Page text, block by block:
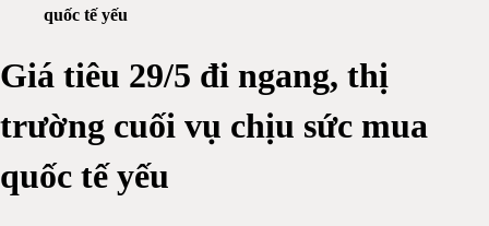
quốc tế yếu
Giá tiêu 29/5 đi ngang, thị
trường cuối vụ chịu sức mua
quốc tế yếu